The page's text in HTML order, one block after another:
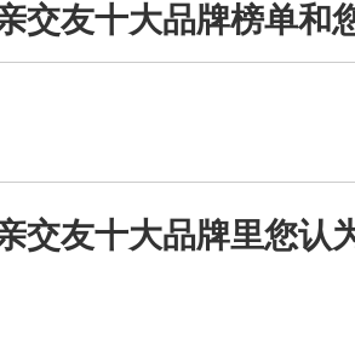
交友十大品牌榜单和
交友十大品牌里您认